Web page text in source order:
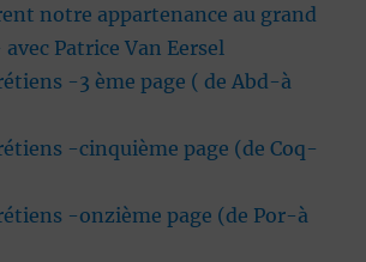
notre appartenance au grand
Patrice Van Eersel
-3 ème page ( de Abd-à
-cinquième page (de Coq-
-onzième page (de Por-à